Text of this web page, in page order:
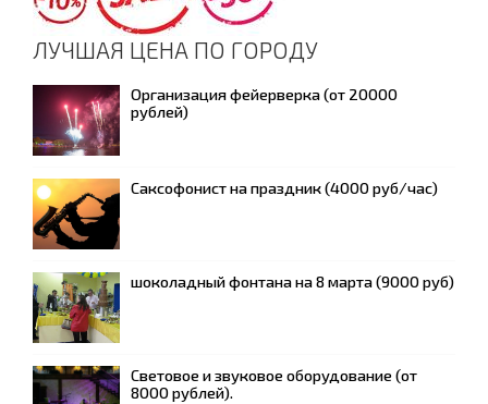
ЛУЧШАЯ ЦЕНА ПО ГОРОДУ
Организация фейерверка (от 20000
рублей)
Саксофонист на праздник (4000 руб/час)
шоколадный фонтана на 8 марта (9000 руб)
Световое и звуковое оборудование (от
8000 рублей).